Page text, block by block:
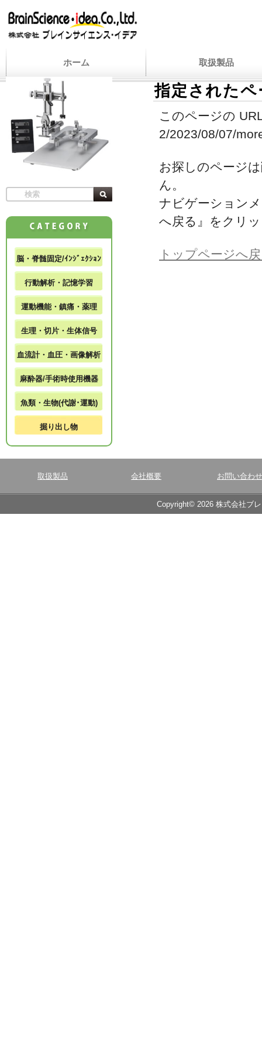
ホーム 取扱製品
指定された
このページの
2/2023/08/07/
お探しのページ
ん。
ナビゲーション
へ戻る』をクリ
トップページへ
脳・脊髄固定/ｲﾝｼﾞｪｸｼｮﾝ
行動解析・記憶学習
運動機能・鎮痛・薬理
生理・切片・生体信号
血流計・血圧・画像解析
麻酔器/手術時使用機器
魚類・生物(代謝･運動)
掘り出し物
取扱製品 会社概要 お問い合わせ
Copyright© 2026 株式会社ブ